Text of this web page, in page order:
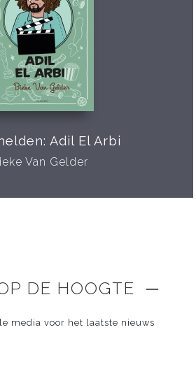
Adil El Arbi
Van Gelder
DE HOOGTE ─
media voor het laatste nieuws